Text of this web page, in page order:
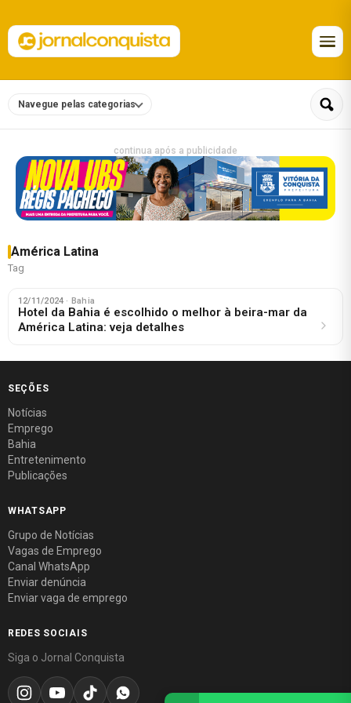
Navegue pelas categorias
continua após a publicidade
América Latina
Tag
12/11/2024 · Bahia
Hotel da Bahia é escolhido o melhor à beira-mar da
América Latina: veja detalhes
SEÇÕES
Notícias
Emprego
Bahia
Entretenimento
Publicações
WHATSAPP
Grupo de Notícias
Vagas de Emprego
Canal WhatsApp
Enviar denúncia
Enviar vaga de emprego
REDES SOCIAIS
Siga o Jornal Conquista